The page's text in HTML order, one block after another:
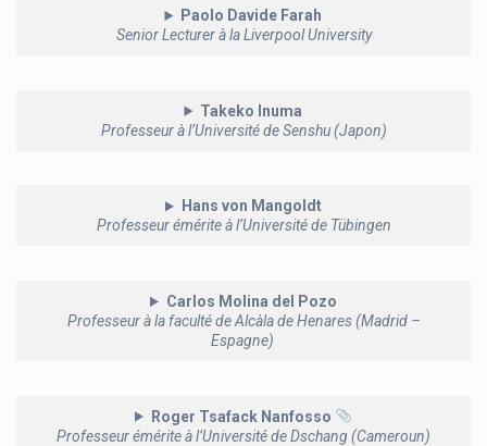
Paolo Davide Farah
Senior Lecturer à la Liverpool University
Takeko Inuma
Professeur à l’Université de Senshu (Japon)
Hans von Mangoldt
Professeur émérite à l’Université de Tübingen
Carlos Molina del Pozo
Professeur à la faculté de Alcàla de Henares (Madrid –
Espagne)
Roger Tsafack Nanfosso
Professeur émérite à l’Université de Dschang (Cameroun)